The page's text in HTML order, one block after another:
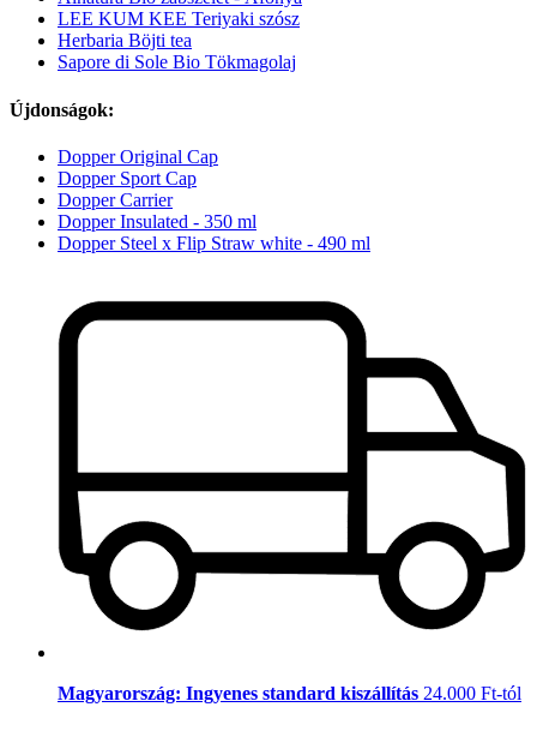
LEE KUM KEE Teriyaki szósz
Herbaria Böjti tea
Sapore di Sole Bio Tökmagolaj
Újdonságok:
Dopper Original Cap
Dopper Sport Cap
Dopper Carrier
Dopper Insulated - 350 ml
Dopper Steel x Flip Straw white - 490 ml
Magyarország: Ingyenes standard kiszállítás 24.000 Ft-tól